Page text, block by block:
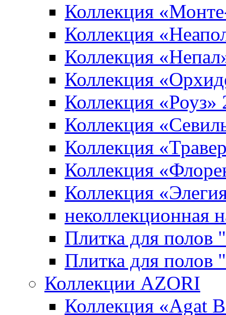
Коллекция
Коллекция
Коллекция
Коллекция
Коллекция «Роуз»
Коллекция
Коллекция
Коллекция
Коллекция
неколлекционная
Плитка для полов
Плитка для
Коллекции AZORI
Коллекция «Agat